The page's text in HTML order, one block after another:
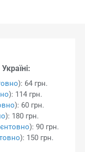
): 64 грн.
): 114 грн.
): 60 грн.
): 180 грн.
): 90 грн.
): 150 грн.